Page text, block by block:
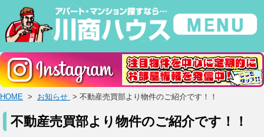
HOME > お知らせ > 不動産売買部より物件のご紹介です！！
不動産売買部より物件のご紹介です！！